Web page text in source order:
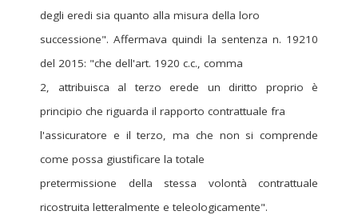
degli eredi sia quanto alla misura della loro
successione". Affermava quindi la sentenza n. 19210
del 2015: "che dell'art. 1920 c.c., comma
2, attribuisca al terzo erede un diritto proprio è
principio che riguarda il rapporto contrattuale fra
l'assicuratore e il terzo, ma che non si comprende
come possa giustificare la totale
pretermissione della stessa volontà contrattuale
ricostruita letteralmente e teleologicamente".